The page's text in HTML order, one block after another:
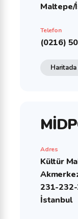
Maltepe/
Telefon
(0216)
Adres
Kültür
231-
İstanbul